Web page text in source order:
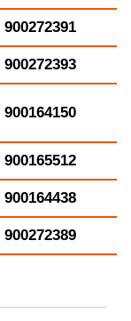
900272391
900272393
900164150
900165512
900164438
900272389